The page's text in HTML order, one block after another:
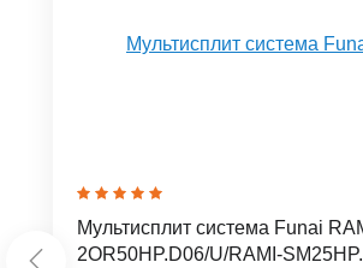
Мультисплит система Funai
2OR50HP.D06/U/RAMI-